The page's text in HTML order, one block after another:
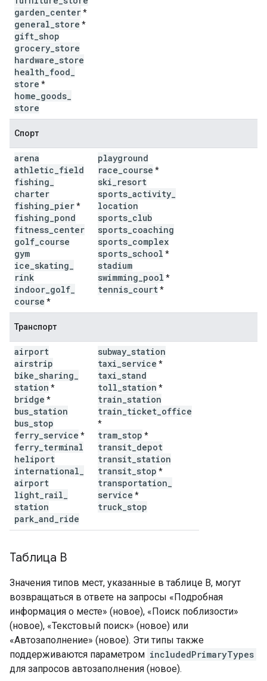
garden center*
general store *
gift shop
grocery store
hardware store
health food
store *
home goods
store
Спорт
arena
athletic field
fishing
charter
fishing pier*
fishing pond
fitness center
golf course
gym
ice skating
rink
indoor golf
course *
playground
race course *
ski resort
sports activity
location
sports club
sports coaching
sports complex
sports school *
stadium
swimming pool *
tennis court*
Транспорт
airport
airstrip
bike sharing
station *
bridge *
bus station
bus stop
ferry service *
ferry terminal
heliport
international
airport
light rail
station
park and ride
subway station
taxi service *
taxi stand
toll station *
train station
train ticket office
*
tram stop *
transit depot
transit station
transit stop *
transportation
service *
truck stop
Таблица B
Значения типов мест, указанные в таблице B, могут
возвращаться в ответе на запросы «Подробная
информация о месте» (новое), «Поиск поблизости»
(новое), «Текстовый поиск» (новое) или
«Автозаполнение» (новое). Эти типы также
поддерживаются параметром includedPrimaryTypes
для запросов автозаполнения (новое).